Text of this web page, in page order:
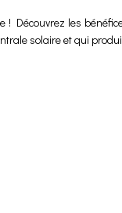
Découvrez les
solaire et qui